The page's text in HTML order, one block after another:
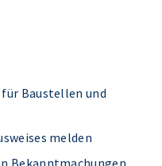
Baustellen und
melden
Bekanntmachungen